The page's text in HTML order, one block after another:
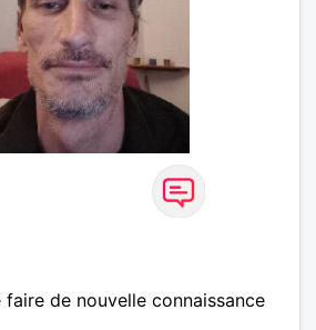
de nouvelle connaissance